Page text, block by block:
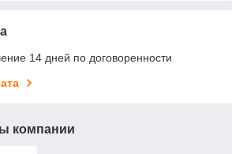
14 дней по договоренности
компании